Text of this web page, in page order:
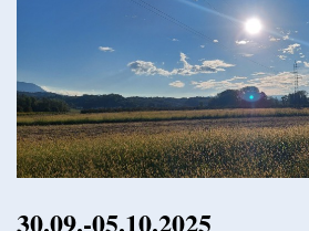
30.09.-05.10.2025